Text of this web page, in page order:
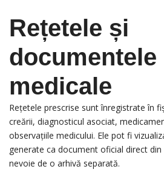
Rețetele și
documentele
medicale
Rețetele prescrise sunt înregistrate în
creării, diagnosticul asociat,
observațiile medicului. Ele pot fi
generate ca document oficial direct
nevoie de o arhivă separată.